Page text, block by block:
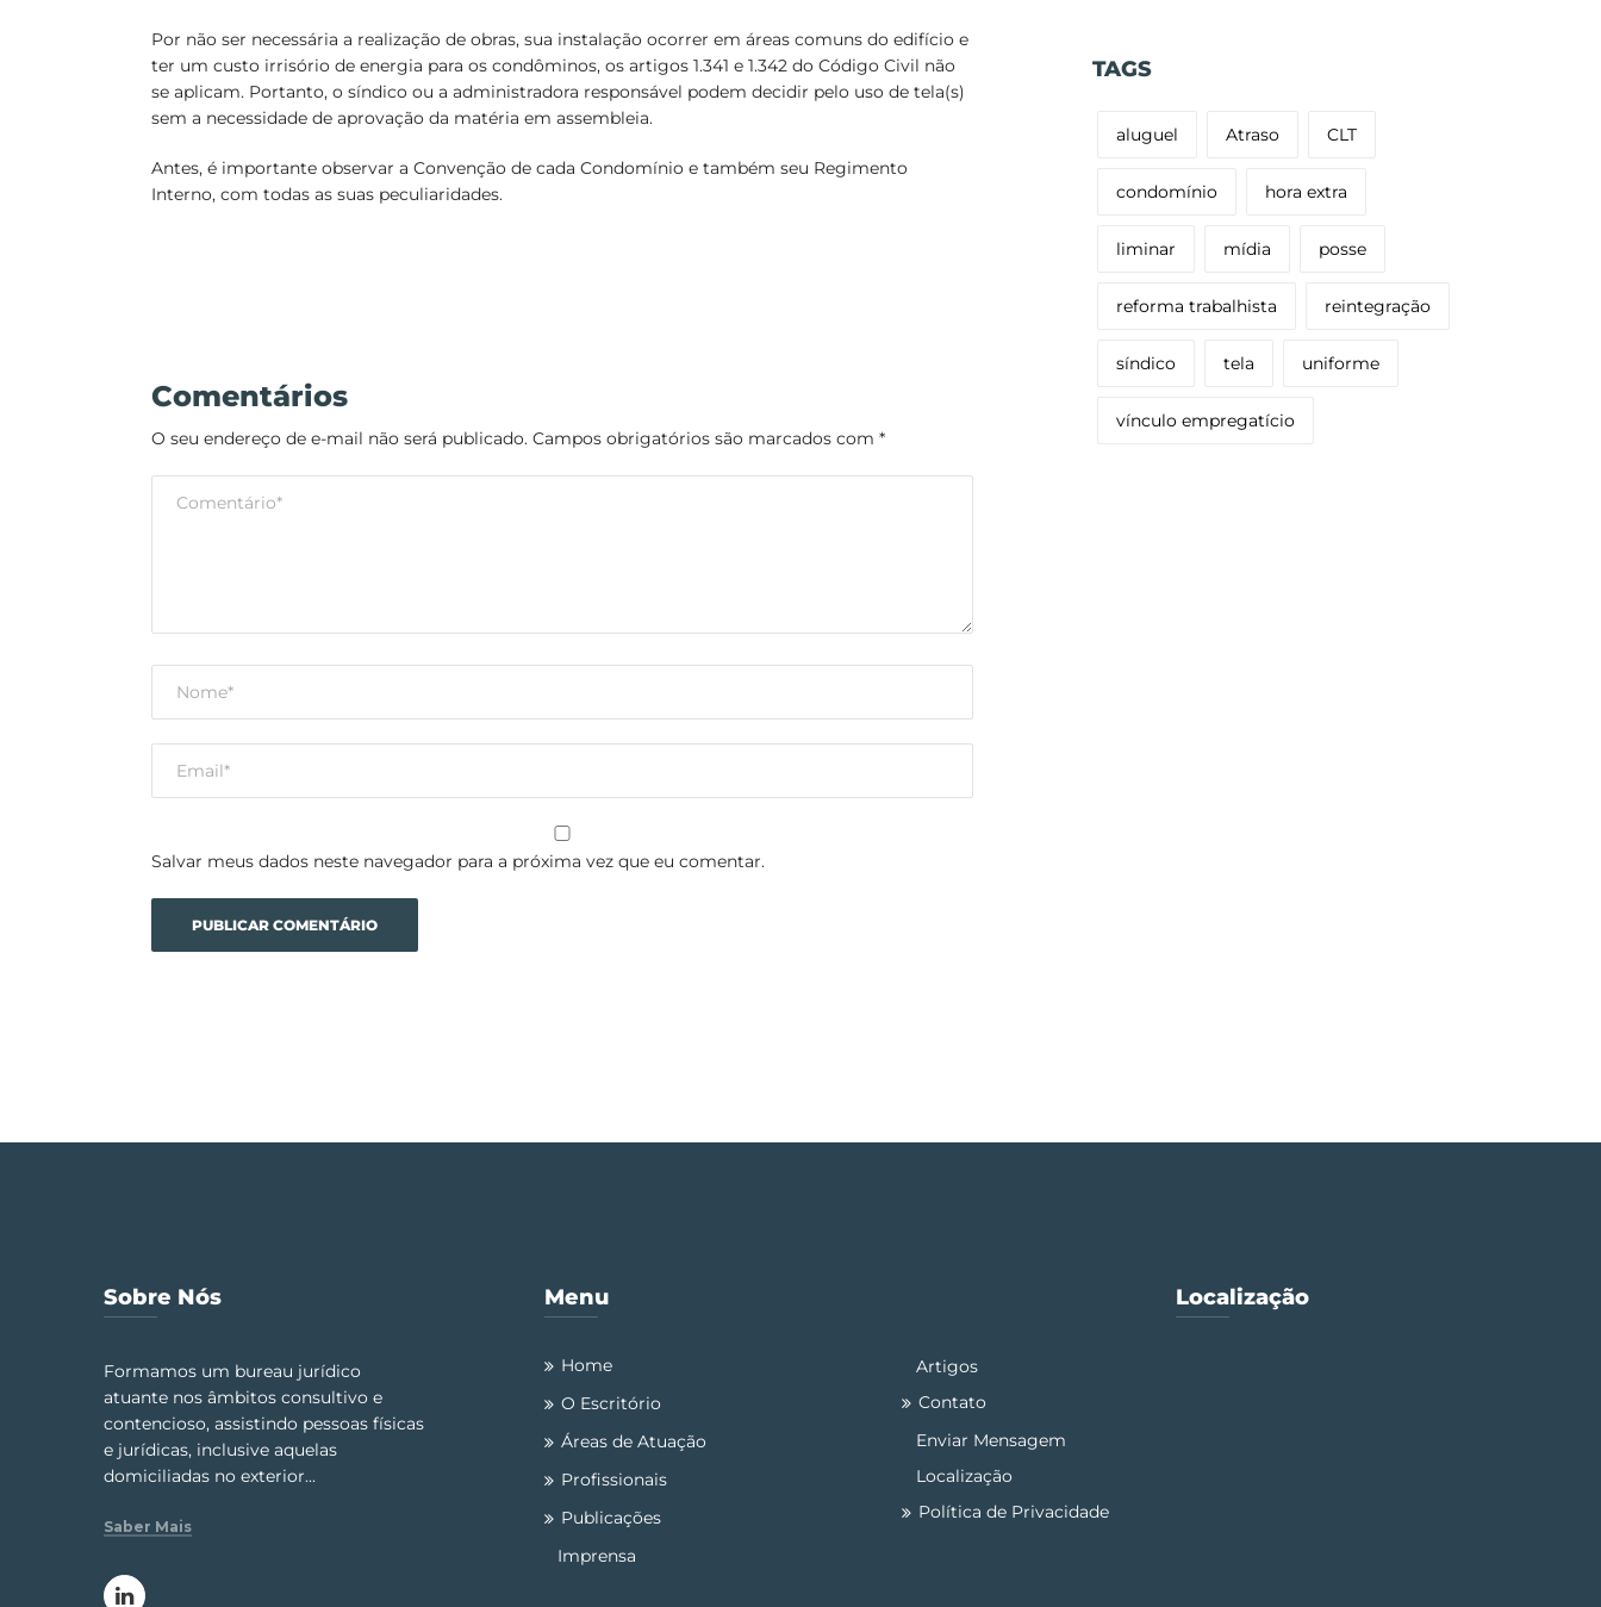
Por não ser necessária a realização de obras, sua instalação ocorrer em áreas comuns do edifício e
ter um custo irrisório de energia para os condôminos, os artigos 1.341 e 1.342 do Código Civil não
se aplicam. Portanto, o síndico ou a administradora responsável podem decidir pelo uso de tela(s)
sem a necessidade de aprovação da matéria em assembleia.
Antes, é importante observar a Convenção de cada Condomínio e também seu Regimento
Interno, com todas as suas peculiaridades.
Comentários
O seu endereço de e-mail não será publicado. Campos obrigatórios são marcados com *
Salvar meus dados neste navegador para a próxima vez que eu comentar.
TAGS
aluguel Atraso CLT
condomínio hora extra
liminar mídia posse
reforma trabalhista reintegração
síndico tela uniforme
vínculo empregatício
Sobre Nós
Formamos um bureau jurídico
atuante nos âmbitos consultivo e
contencioso, assistindo pessoas físicas
e jurídicas, inclusive aquelas
domiciliadas no exterior...
Saber Mais
Menu
Home
O Escritório
Áreas de Atuação
Profissionais
Publicações
Imprensa
Artigos
Contato
Enviar Mensagem
Localização
Política de Privacidade
Localização